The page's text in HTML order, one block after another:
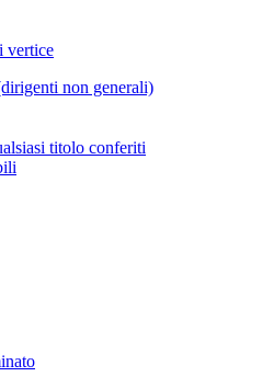
vertice
non generali)
titolo conferiti